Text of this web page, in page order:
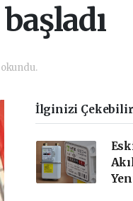
İlginizi Çekebilir